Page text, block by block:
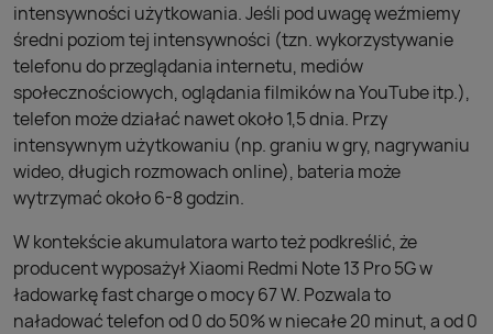
intensywności użytkowania. Jeśli pod uwagę weźmiemy
średni poziom tej intensywności (tzn. wykorzystywanie
telefonu do przeglądania internetu, mediów
społecznościowych, oglądania filmików na YouTube itp.),
telefon może działać nawet około 1,5 dnia. Przy
intensywnym użytkowaniu (np. graniu w gry, nagrywaniu
wideo, długich rozmowach online), bateria może
wytrzymać około 6-8 godzin.
W kontekście akumulatora warto też podkreślić, że
producent wyposażył Xiaomi Redmi Note 13 Pro 5G w
ładowarkę fast charge o mocy 67 W. Pozwala to
naładować telefon od 0 do 50% w niecałe 20 minut, a od 0